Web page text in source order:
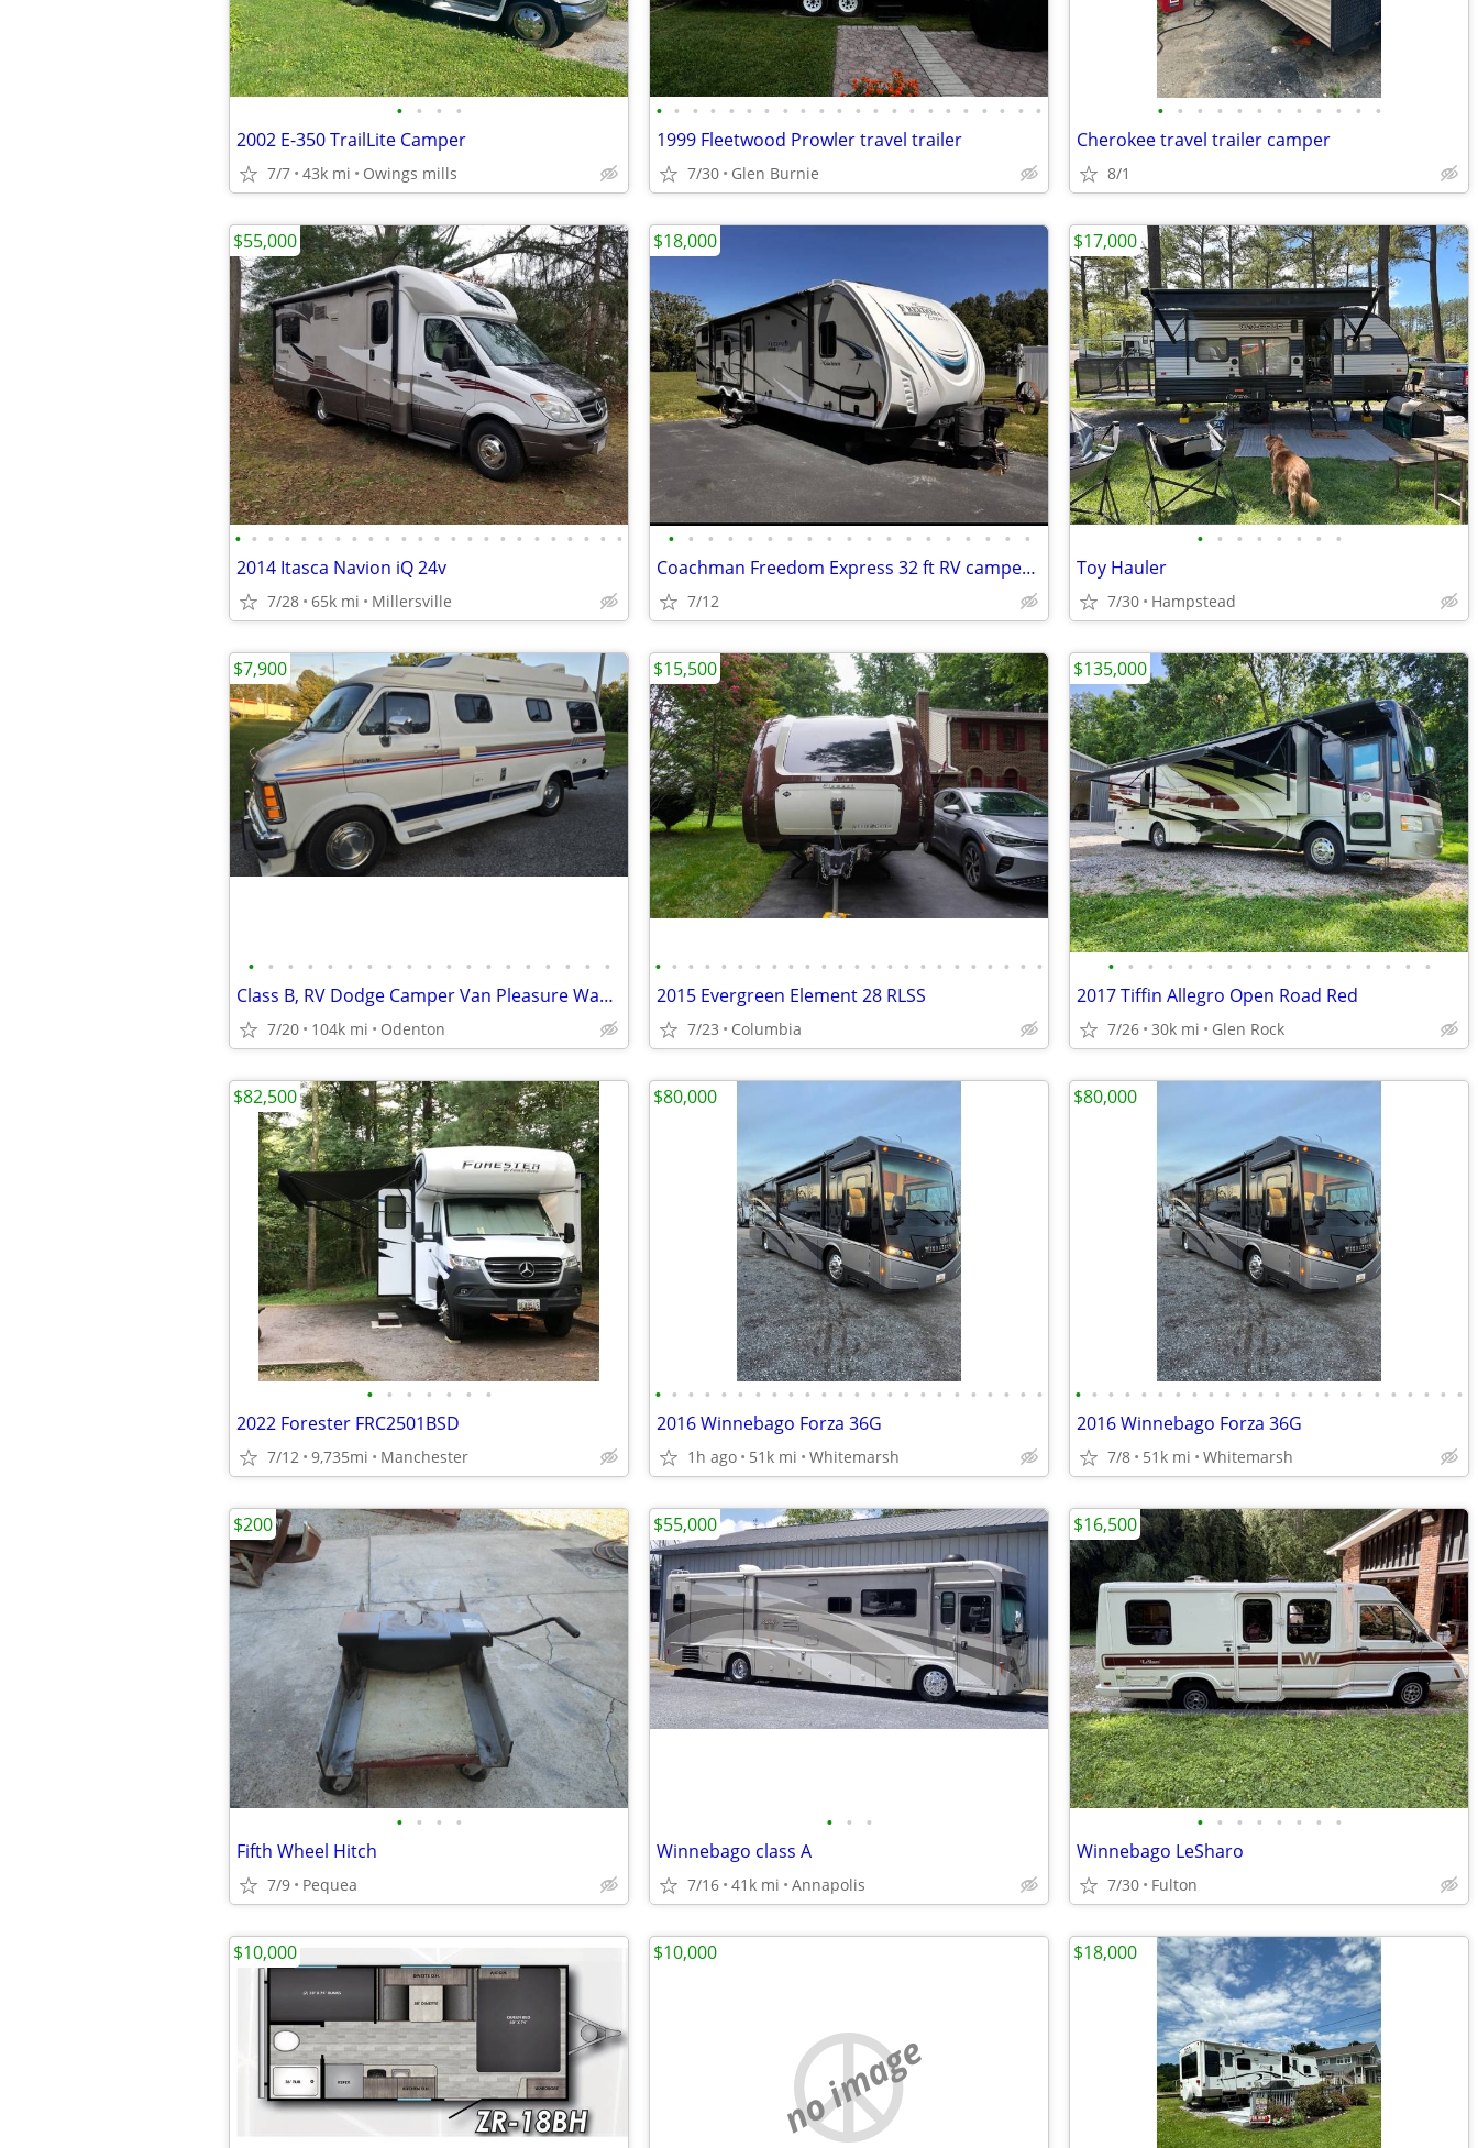
• • • •
2002 E-350 TrailLite Camper
7/7 43k mi Owings mills
• • • • • • • • • • • • • • • • • • • • • •
1999 Fleetwood Prowler travel trailer
7/30 Glen Burnie
• • • • • • • • • • • •
Cherokee travel trailer camper
8/1
• • • • • • • • • • • • • • • • • • • • • • • •
2014 Itasca Navion iQ 24v
7/28 65k mi Millersville
$55,000
• • • • • • • • • • • • • • • • • • •
Coachman Freedom Express 32 ft RV camper 2018 (pre Covid built)
7/12
$18,000
• • • • • • • •
Toy Hauler
7/30 Hampstead
$17,000
• • • • • • • • • • • • • • • • • • •
Class B, RV Dodge Camper Van Pleasure Way, Camper '93
7/20 104k mi Odenton
$7,900
• • • • • • • • • • • • • • • • • • • • • • • •
2015 Evergreen Element 28 RLSS
7/23 Columbia
$15,500
• • • • • • • • • • • • • • • • •
2017 Tiffin Allegro Open Road Red
7/26 30k mi Glen Rock
$135,000
• • • • • • •
2022 Forester FRC2501BSD
7/12 9,735mi Manchester
$82,500
• • • • • • • • • • • • • • • • • • • • • • • •
2016 Winnebago Forza 36G
1h ago 51k mi Whitemarsh
$80,000
• • • • • • • • • • • • • • • • • • • • • • • •
2016 Winnebago Forza 36G
7/8 51k mi Whitemarsh
$80,000
• • • •
Fifth Wheel Hitch
7/9 Pequea
$200
• • •
Winnebago class A
7/16 41k mi Annapolis
$55,000
• • • • • • • •
Winnebago LeSharo
7/30 Fulton
$16,500
$10,000
no image
$10,000 $18,000